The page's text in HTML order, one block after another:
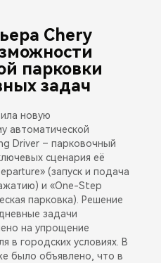
Chery
парковки
задач
новую
автоматической
Driver – парковочный
сценария её
(запуск и подача
и «One-Step
парковка). Решение
задачи
на упрощение
в городских условиях. В
было объявлено, что в